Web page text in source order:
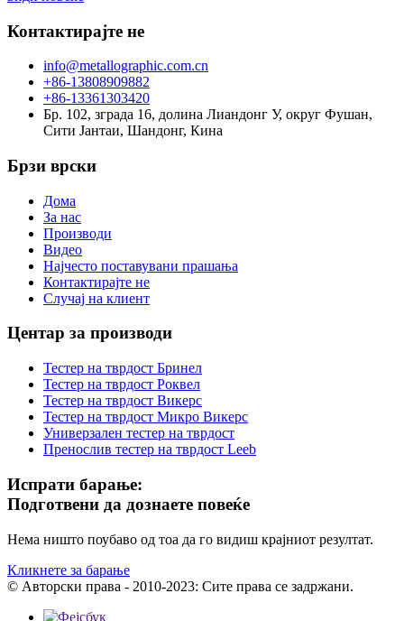
Контактирајте не
info@metallographic.com.cn
+86-13808909882
+86-13361303420
Бр. 102, зграда 16, долина Лиандонг У, округ Фушан,
Сити Јантаи, Шандонг, Кина
Брзи врски
Дома
За нас
Производи
Видео
Најчесто поставувани прашања
Контактирајте не
Случај на клиент
Центар за производи
Тестер на тврдост Бринел
Тестер на тврдост Роквел
Тестер на тврдост Викерс
Тестер на тврдост Микро Викерс
Универзален тестер на тврдост
Пренослив тестер на тврдост Leeb
Испрати барање:
Подготвени да дознаете повеќе
Нема ништо поубаво од тоа да го видиш крајниот резултат.
Кликнете за барање
© Авторски права - 2010-2023: Сите права се задржани.